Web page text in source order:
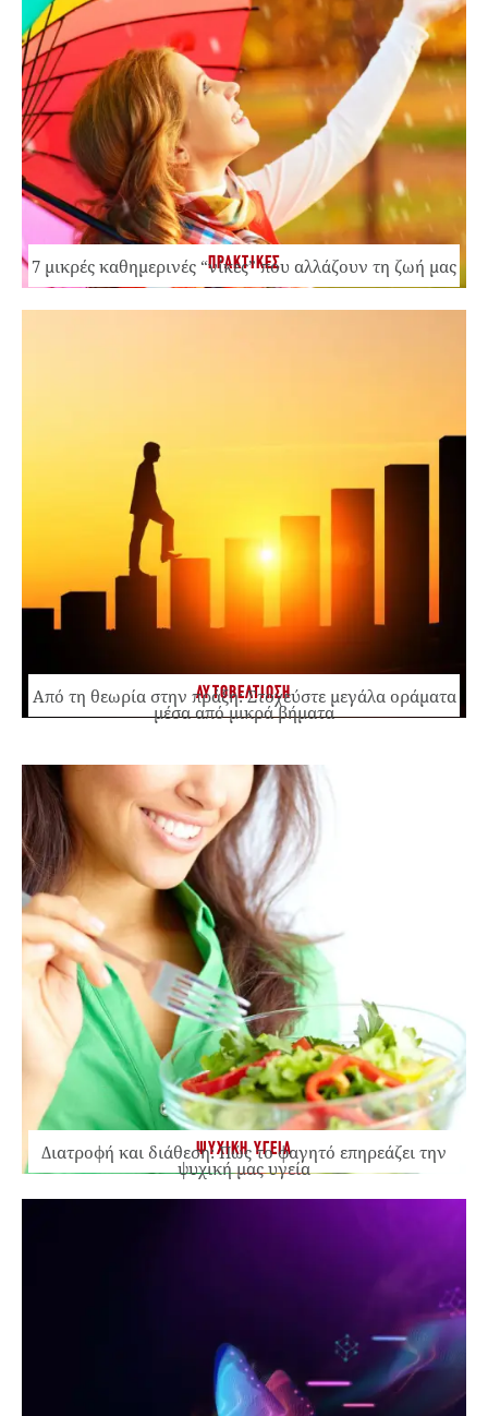
ΠΡΑΚΤΙΚΕΣ
7 μικρές καθημερινές “νίκες” που αλλάζουν τη ζωή μας
ΑΥΤΟΒΕΛΤΙΩΣΗ
Από τη θεωρία στην πράξη: Στοχεύστε μεγάλα οράματα
μέσα από μικρά βήματα
ΨΥΧΙΚΗ ΥΓΕΙΑ
Διατροφή και διάθεση: Πώς το φαγητό επηρεάζει την
ψυχική μας υγεία